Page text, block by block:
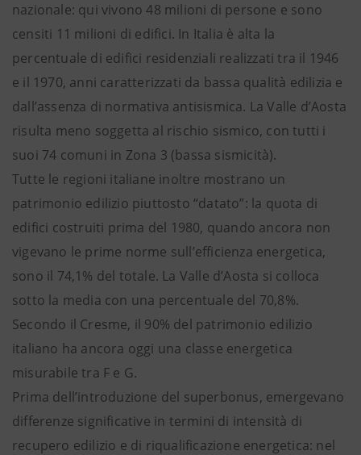
nazionale: qui vivono 48 milioni di persone e sono
censiti 11 milioni di edifici. In Italia è alta la
percentuale di edifici residenziali realizzati tra il 1946
e il 1970, anni caratterizzati da bassa qualità edilizia e
dall’assenza di normativa antisismica. La Valle d’Aosta
risulta meno soggetta al rischio sismico, con tutti i
suoi 74 comuni in Zona 3 (bassa sismicità).
Tutte le regioni italiane inoltre mostrano un
patrimonio edilizio piuttosto “datato”: la quota di
edifici costruiti prima del 1980, quando ancora non
vigevano le prime norme sull’efficienza energetica,
sono il 74,1% del totale. La Valle d’Aosta si colloca
sotto la media con una percentuale del 70,8%.
Secondo il Cresme, il 90% del patrimonio edilizio
italiano ha ancora oggi una classe energetica
misurabile tra F e G.
Prima dell’introduzione del superbonus, emergevano
differenze significative in termini di intensità di
recupero edilizio e di riqualificazione energetica: nel